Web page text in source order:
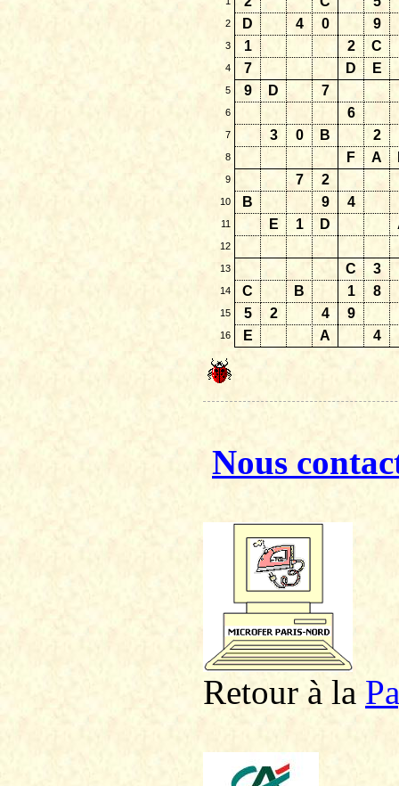
2 D 4 0 9
3 1 2 C
4 7 D E
5 9 D 7
6 6
7 3 0 B 2
8 F A
9 7 2
10 B 9 4
11 E 1 D
12
13 C 3
14 C B 1 8
15 5 2 4 9
16 E A 4
Nous
Retour à la P